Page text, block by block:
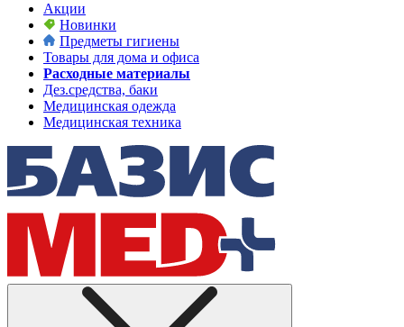
Акции
Новинки
Предметы гигиены
Товары для дома и офиса
Расходные материалы
Дез.средства, баки
Медицинская одежда
Медицинская техника